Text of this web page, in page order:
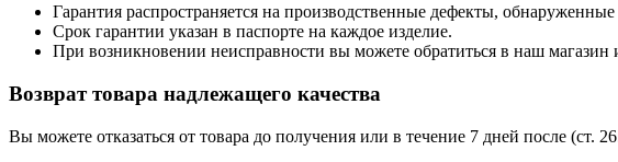
Гарантия распространяется на производственные дефекты,
Срок гарантии указан в паспорте на каждое изделие.
При возникновении неисправности вы можете обратиться в наш
Возврат товара надлежащего качества
Вы можете отказаться от товара до получения или в течение 7 дней после (ст.